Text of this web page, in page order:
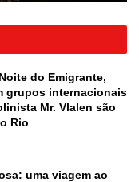
do Emigrante,
grupos internacionais
Mr. Vlalen são
Rio
uma viagem ao